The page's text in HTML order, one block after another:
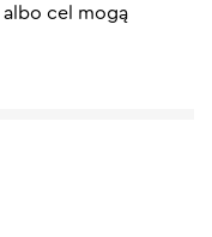
albo cel mogą